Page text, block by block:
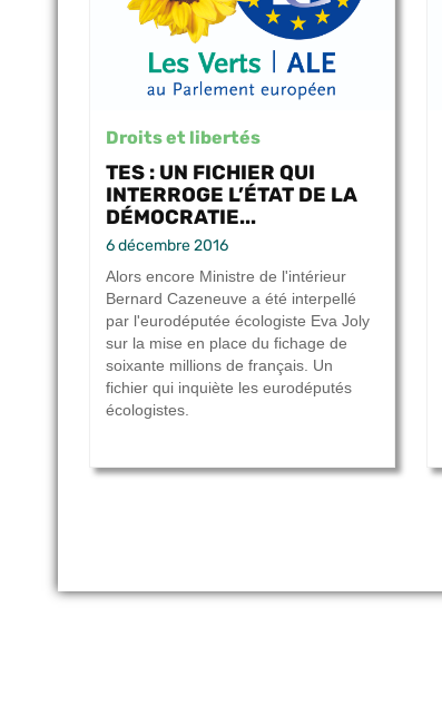
Droits et libertés
TES : UN FICHIER QUI
INTERROGE L’ÉTAT DE LA
DÉMOCRATIE...
6 décembre 2016
Alors encore Ministre de l'intérieur
Bernard Cazeneuve a été interpellé
par l'eurodéputée écologiste Eva Joly
sur la mise en place du fichage de
soixante millions de français. Un
fichier qui inquiète les eurodéputés
écologistes.